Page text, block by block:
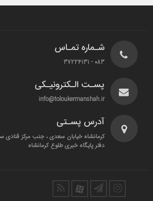
شـماره تمـاس
083 - 37224131
پسـت الـکترونیـکی
info@toloukermanshah.ir
آدرس پسـتی
دفتر پایگاه خبری طلوع کرمانشاه